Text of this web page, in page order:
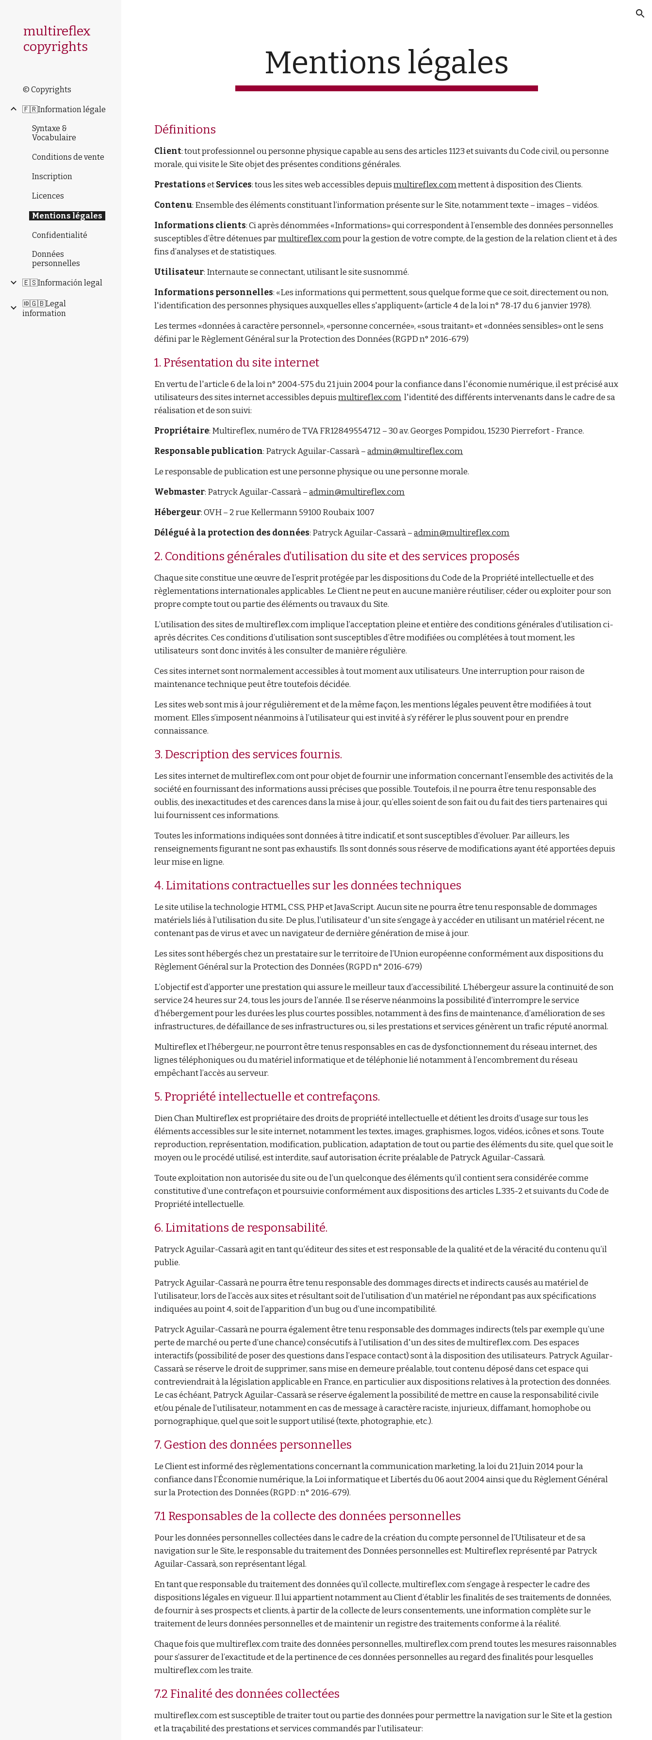
multireflex
copyrights
© Copyrights
🇫🇷Information légale
Syntaxe &
Vocabulaire
Conditions de vente
Inscription
Licences
Mentions légales
Confidentialité
Données
personnelles
🇪🇸Información legal
🆔🇬🇧Legal
information
Mentions légales
Définitions
Client: tout professionnel ou personne physique capable au sens des articles 1123 et suivants du Code civil, ou personne
morale, qui visite le Site objet des présentes conditions générales.
PrestationsetServices: tous les sites web accessibles depuismultireflex.commettent à disposition des Clients.
Contenu: Ensemble des éléments constituant l’information présente sur le Site, notamment texte – images – vidéos.
Informations clients: Ci après dénommées «Informations» qui correspondent à l’ensemble des données personnelles
susceptibles d’être détenues parmultireflex.compour la gestion de votre compte, de la gestion de la relation client et à des
fins d’analyses et de statistiques.
Utilisateur: Internaute se connectant, utilisant le site susnommé.
Informations personnelles: «Les informations qui permettent, sous quelque forme que ce soit, directement ou non,
l'identification des personnes physiques auxquelles elles s'appliquent» (article 4 de la loi n° 78-17 du 6 janvier 1978).
Les termes «données à caractère personnel», «personne concernée», «sous traitant» et «données sensibles» ont le sens
défini par le Règlement Général sur la Protection des Données (RGPD n° 2016-679)
1. Présentation du site internet
En vertu de l'article 6 de la loi n° 2004-575 du 21 juin 2004 pour la confiance dans l'économie numérique, il est précisé aux
utilisateurs des sites internet accessibles depuismultireflex.com l'identité des différents intervenants dans le cadre de sa
réalisation et de son suivi:
Propriétaire: Multireflex, numéro de TVA FR12849554712 – 30 av. Georges Pompidou, 15230 Pierrefort - France.
Responsable publication: Patryck Aguilar-Cassarà –admin@multireflex.com
Le responsable de publication est une personne physique ou une personne morale.
Webmaster: Patryck Aguilar-Cassarà –admin@multireflex.com
Hébergeur: OVH – 2 rue Kellermann 59100 Roubaix 1007
Délégué à la protection des données: Patryck Aguilar-Cassarà –admin@multireflex.com
2. Conditions générales d’utilisation du site et des services proposés
Chaque site constitue une œuvre de l’esprit protégée par les dispositions du Code de la Propriété intellectuelle et des
règlementations internationales applicables. Le Client ne peut en aucune manière réutiliser, céder ou exploiter pour son
propre compte tout ou partie des éléments ou travaux du Site.
L’utilisation des sites de multireflex.com implique l’acceptation pleine et entière des conditions générales d’utilisation ci-
après décrites. Ces conditions d’utilisation sont susceptibles d’être modifiées ou complétées à tout moment, les
utilisateurs sont donc invités à les consulter de manière régulière.
Ces sites internet sont normalement accessibles à tout moment aux utilisateurs. Une interruption pour raison de
maintenance technique peut être toutefois décidée.
Les sites web sont mis à jour régulièrement et de la même façon, les mentions légales peuvent être modifiées à tout
moment. Elles s’imposent néanmoins à l’utilisateur qui est invité à s’y référer le plus souvent pour en prendre
connaissance.
3. Description des services fournis.
Les sites internet de multireflex.com ont pour objet de fournir une information concernant l’ensemble des activités de la
société en fournissant des informations aussi précises que possible. Toutefois, il ne pourra être tenu responsable des
oublis, des inexactitudes et des carences dans la mise à jour, qu’elles soient de son fait ou du fait des tiers partenaires qui
lui fournissent ces informations.
Toutes les informations indiquées sont données à titre indicatif, et sont susceptibles d’évoluer. Par ailleurs, les
renseignements figurant ne sont pas exhaustifs. Ils sont donnés sous réserve de modifications ayant été apportées depuis
leur mise en ligne.
4. Limitations contractuelles sur les données techniques
Le site utilise la technologie HTML, CSS, PHP et JavaScript. Aucun site ne pourra être tenu responsable de dommages
matériels liés à l’utilisation du site. De plus, l’utilisateur d'un site s’engage à y accéder en utilisant un matériel récent, ne
contenant pas de virus et avec un navigateur de dernière génération de mise à jour.
Les sites sont hébergés chez un prestataire sur le territoire de l’Union européenne conformément aux dispositions du
Règlement Général sur la Protection des Données (RGPD n° 2016-679)
L’objectif est d’apporter une prestation qui assure le meilleur taux d’accessibilité. L’hébergeur assure la continuité de son
service 24 heures sur 24, tous les jours de l’année. Il se réserve néanmoins la possibilité d’interrompre le service
d’hébergement pour les durées les plus courtes possibles, notamment à des fins de maintenance, d’amélioration de ses
infrastructures, de défaillance de ses infrastructures ou, si les prestations et services génèrent un trafic réputé anormal.
Multireflex et l’hébergeur, ne pourront être tenus responsables en cas de dysfonctionnement du réseau internet, des
lignes téléphoniques ou du matériel informatique et de téléphonie lié notamment à l’encombrement du réseau
empêchant l’accès au serveur.
5. Propriété intellectuelle et contrefaçons.
Dien Chan Multireflex est propriétaire des droits de propriété intellectuelle et détient les droits d’usage sur tous les
éléments accessibles sur le site internet, notamment les textes, images, graphismes, logos, vidéos, icônes et sons. Toute
reproduction, représentation, modification, publication, adaptation de tout ou partie des éléments du site, quel que soit le
moyen ou le procédé utilisé, est interdite, sauf autorisation écrite préalable de Patryck Aguilar-Cassarà.
Toute exploitation non autorisée du site ou de l’un quelconque des éléments qu’il contient sera considérée comme
constitutive d’une contrefaçon et poursuivie conformément aux dispositions des articles L.335-2 et suivants du Code de
Propriété intellectuelle.
6. Limitations de responsabilité.
Patryck Aguilar-Cassaràagit en tant qu’éditeur des sites et est responsable de la qualité et de la véracité du contenu qu’il
publie.
Patryck Aguilar-Cassaràne pourra être tenu responsable des dommages directs et indirects causés au matériel de
l’utilisateur, lors de l’accès aux sites et résultant soit de l’utilisation d’un matériel ne répondant pas aux spécifications
indiquées au point 4, soit de l’apparition d’un bug ou d’une incompatibilité.
Patryck Aguilar-Cassaràne pourra également être tenu responsable des dommages indirects (tels par exemple qu’une
perte de marché ou perte d’une chance) consécutifs à l’utilisation d'un des sites de multireflex.com. Des espaces
interactifs (possibilité de poser des questions dans l’espace contact) sont à la disposition des utilisateurs. Patryck Aguilar-
Cassaràse réserve le droit de supprimer, sans mise en demeure préalable, tout contenu déposé dans cet espace qui
contreviendrait à la législation applicable en France, en particulier aux dispositions relatives à la protection des données.
Le cas échéant, Patryck Aguilar-Cassaràse réserve également la possibilité de mettre en cause la responsabilité civile
et/ou pénale de l’utilisateur, notamment en cas de message à caractère raciste, injurieux, diffamant, homophobe ou
pornographique, quel que soit le support utilisé (texte, photographie, etc.).
7. Gestion des données personnelles
Le Client est informé des règlementations concernant la communication marketing, la loi du 21 Juin 2014 pour la
confiance dans l’Économie numérique, la Loi informatique et Libertés du 06 aout 2004 ainsi que du Règlement Général
sur la Protection des Données (RGPD : n° 2016-679).
7.1 Responsables de la collecte des données personnelles
Pour les données personnelles collectées dans le cadre de la création du compte personnel de l’Utilisateur et de sa
navigation sur le Site, le responsable du traitement des Données personnelles est: Multireflex représenté parPatryck
Aguilar-Cassarà, son représentant légal.
En tant que responsable du traitement des données qu’il collecte, multireflex.com s’engage à respecter le cadre des
dispositions légales en vigueur. Il lui appartient notamment au Client d’établir les finalités de ses traitements de données,
de fournir à ses prospects et clients, à partir de la collecte de leurs consentements, une information complète sur le
traitement de leurs données personnelles et de maintenir un registre des traitements conforme à la réalité.
Chaque fois que multireflex.com traite des données personnelles, multireflex.com prend toutes les mesures raisonnables
pour s’assurer de l’exactitude et de la pertinence de ces données personnelles au regard des finalités pour lesquelles
multireflex.com les traite.
7.2 Finalité des données collectées
multireflex.com est susceptible de traiter tout ou partie des données pour permettre la navigation sur le Site et la gestion
et la traçabilité des prestations et services commandés par l’utilisateur: